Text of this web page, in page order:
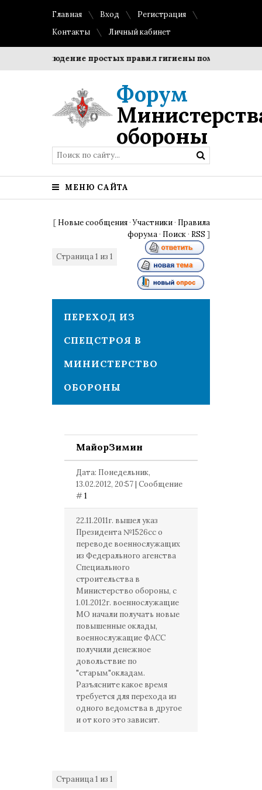
Главная Вход
Регистрация
Контакты
Личный кабинет
Соблюдение простых правил гигиены помогает
Форум
обороны
МЕНЮ САЙТА
[ Новые сообщения ·Участники · Правила
форума · Поиск · RSS ]
Страница1 из 1
ПЕРЕХОД ИЗ
СПЕЦСТРОЯ В
МИНИСТЕРСТВО
ОБОРОНЫ
МайорЗимин
Дата: Понедельник,
13.02.2012, 20:57 | Сообщение
#1
22.11.2011г. вышел указ
Президента №1526сс о
переводе военнослужащих
из Федерального агенства
Специального
строительства в
Министерство обороны, с
1.01.2012г. военнослужащие
МО начали получать новые
повышенные оклады,
военнослужащие ФАСС
получили денежное
довольствие по
"старым"окладам.
Разъясните какое время
требуется для перехода из
одного ведомства в другое
и от кого это зависит.
Страница1 из 1